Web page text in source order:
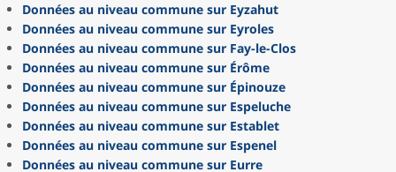
Données au niveau commune sur Eyzahut
Données au niveau commune sur Eyroles
Données au niveau commune sur Fay-le-Clos
Données au niveau commune sur Érôme
Données au niveau commune sur Épinouze
Données au niveau commune sur Espeluche
Données au niveau commune sur Establet
Données au niveau commune sur Espenel
Données au niveau commune sur Eurre